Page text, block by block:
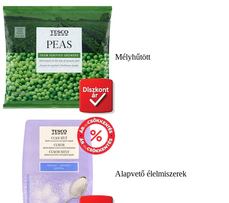
Mélyhűtött
Alapvető élelmiszerek